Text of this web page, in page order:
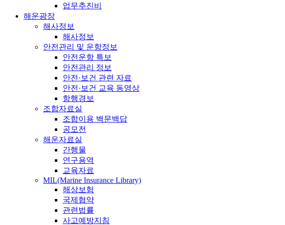
업무추진비
해운광장
해사정보
해사정보
안전관리 및 운항정보
안전운항 특보
안전관리 정보
안전·보건 관련 자료
안전·보건 교육 동영상
항행경보
조합자료실
조합이용 백문백답
공모전
해운자료실
간행물
연구용역
교육자료
MIL(Marine Insurance Library)
해상보험
국제협약
관련법률
사고예방지침